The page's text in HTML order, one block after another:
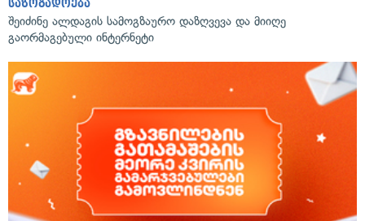
საზოგადოება
შეიძინე ალდაგის სამოგზაურო დაზღვევა და მიიღე
გაორმაგებული ინტერნეტი